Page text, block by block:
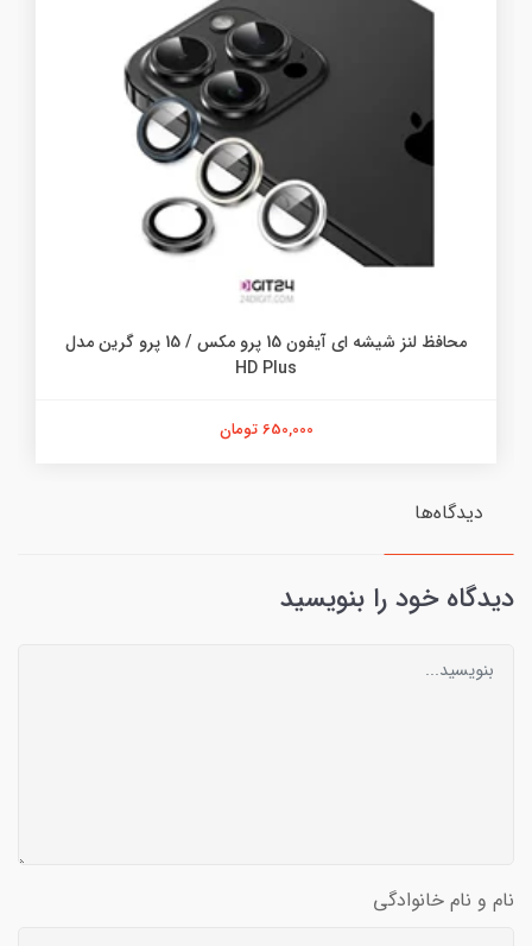
محافظ لنز شیشه ای آیفون 15 پرو مکس / 15 پرو گرین مدل
HD Plus
650,000 تومان
دیدگاه‌ها
دیدگاه خود را بنویسید
نام و نام خانوادگی